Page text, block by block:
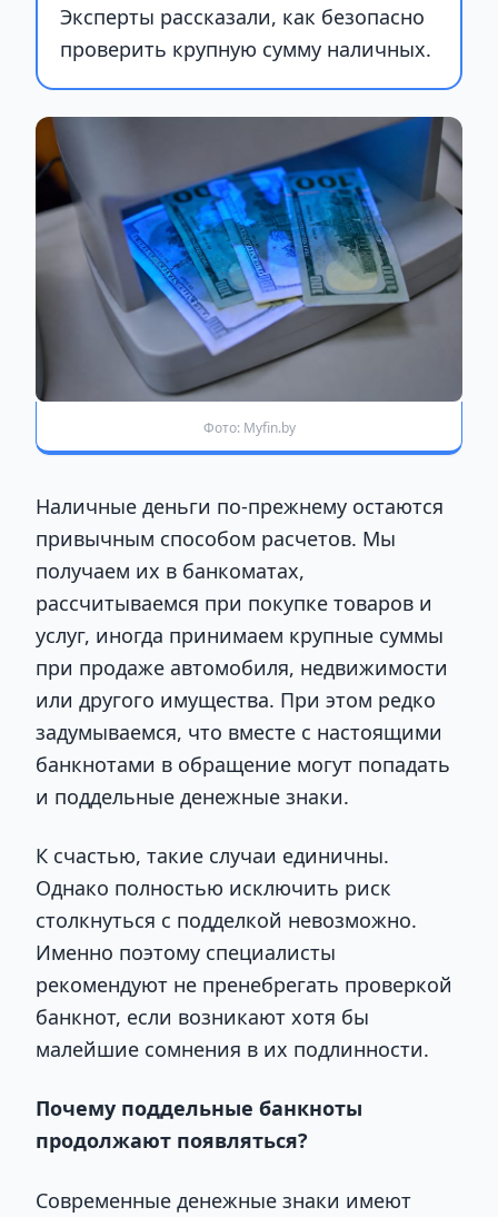
Эксперты рассказали, как безопасно
проверить крупную сумму наличных.
Фото: Myfin.by
Наличные деньги по-прежнему остаются
привычным способом расчетов. Мы
получаем их в банкоматах,
рассчитываемся при покупке товаров и
услуг, иногда принимаем крупные суммы
при продаже автомобиля, недвижимости
или другого имущества. При этом редко
задумываемся, что вместе с настоящими
банкнотами в обращение могут попадать
и поддельные денежные знаки.
К счастью, такие случаи единичны.
Однако полностью исключить риск
столкнуться с подделкой невозможно.
Именно поэтому специалисты
рекомендуют не пренебрегать проверкой
банкнот, если возникают хотя бы
малейшие сомнения в их подлинности.
Почему поддельные банкноты
продолжают появляться?
Современные денежные знаки имеют